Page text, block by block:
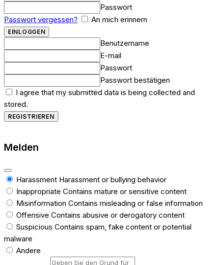
Passwort
Passwort vergessen?
An mich erinnern
Benutzername
E-mail
Passwort
Passwort bestätigen
I agree that my submitted data is being collected and
stored.
Melden
Harassment Harassment or bullying behavior
Inappropriate Contains mature or sensitive content
Misinformation Contains misleading or false information
Offensive Contains abusive or derogatory content
Suspicious Contains spam, fake content or potential
malware
Andere